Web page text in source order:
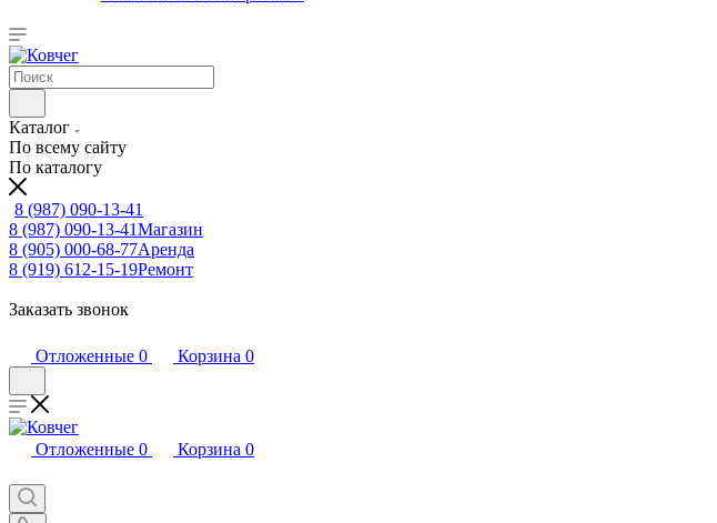
Каталог
По всему сайту
По каталогу
8 (987) 090-13-41
8 (987) 090-13-41Магазин
8 (905) 000-68-77Аренда
8 (919) 612-15-19Ремонт
Заказать звонок
Отложенные 0 Корзина 0
Отложенные 0 Корзина 0